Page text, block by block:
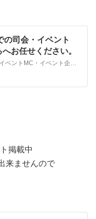
の司会・イベント
お任せください。
恋活・婚活イベント一覧 - 福島での司会・イベントMC・イベント企画等はのりぷろへお任せください。
掲載中
来ませんので